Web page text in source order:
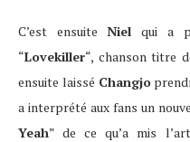
C’est ensuite Niel qui a
“Lovekiller“, chanson titre
ensuite laissé Changjo
a interprété aux fans un
Yeah” de ce qu’a mis